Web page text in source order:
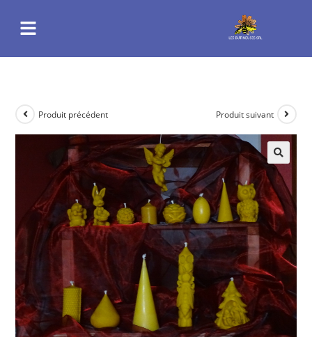
Produit précédent Produit suivant